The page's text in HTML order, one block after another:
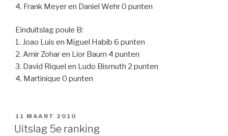
4. Frank Meyer en Daniel Wehr 0 punten
Einduitslag poule B:
1. Joao Luis en Miguel Habib 6 punten
2. Amir Zohar en Lior Baum 4 punten
3. David Riquel en Ludo Bismuth 2 punten
4. Martinique 0 punten
GEPLAATST
OP
11 MAART 2010
Uitslag 5e ranking